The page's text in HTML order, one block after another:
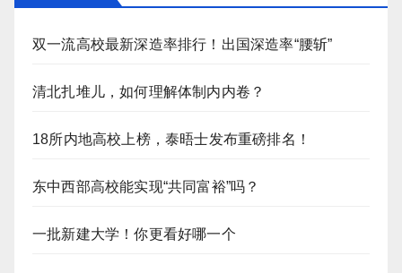
双一流高校最新深造率排行！出国深造率“腰斩”
清北扎堆儿，如何理解体制内内卷？
18所内地高校上榜，泰晤士发布重磅排名！
东中西部高校能实现“共同富裕”吗？
一批新建大学！你更看好哪一个